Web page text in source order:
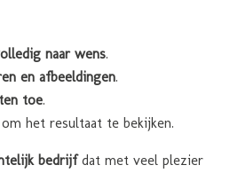
naar wens.
en afbeeldingen.
toe.
om het resultaat te bekijken.
bedrijfdat met veel plezier